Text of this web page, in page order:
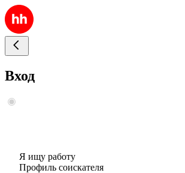
Вход
Я ищу работу
Профиль соискателя